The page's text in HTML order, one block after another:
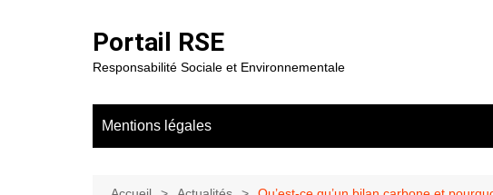
Portail RSE
Responsabilité Sociale et Environnementale
Mentions légales